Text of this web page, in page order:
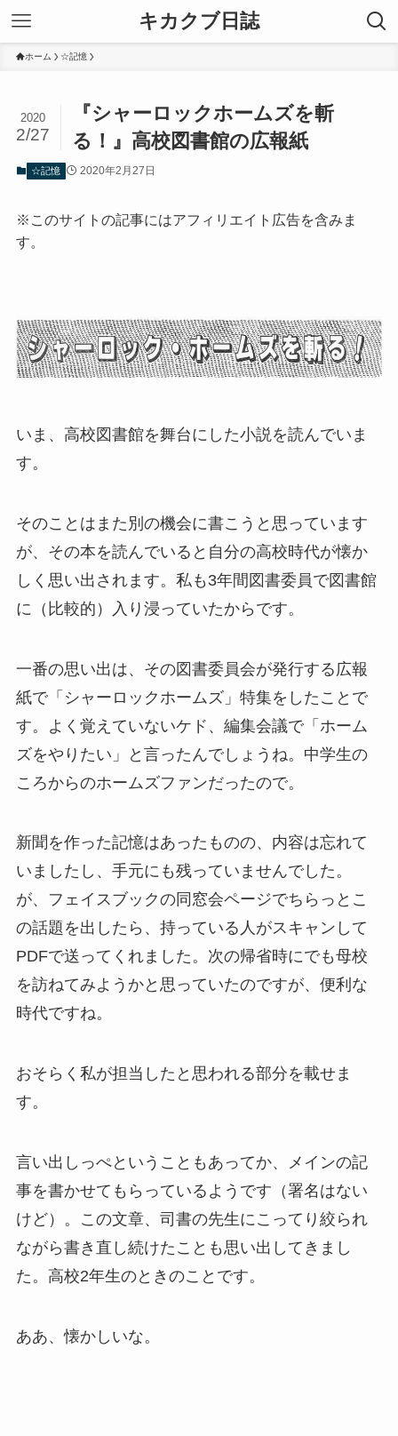
キカクブ日誌
ホーム ☆記憶
『シャーロックホームズを斬
る！』高校図書館の広報紙
2020
2/27
☆記憶 2020年2月27日
※このサイトの記事にはアフィリエイト広告を含みま
す。
いま、高校図書館を舞台にした小説を読んでいま
す。
そのことはまた別の機会に書こうと思っています
が、その本を読んでいると自分の高校時代が懐か
しく思い出されます。私も3年間図書委員で図書館
に（比較的）入り浸っていたからです。
一番の思い出は、その図書委員会が発行する広報
紙で「シャーロックホームズ」特集をしたことで
す。よく覚えていないケド、編集会議で「ホーム
ズをやりたい」と言ったんでしょうね。中学生の
ころからのホームズファンだったので。
新聞を作った記憶はあったものの、内容は忘れて
いましたし、手元にも残っていませんでした。
が、フェイスブックの同窓会ページでちらっとこ
の話題を出したら、持っている人がスキャンして
PDFで送ってくれました。次の帰省時にでも母校
を訪ねてみようかと思っていたのですが、便利な
時代ですね。
おそらく私が担当したと思われる部分を載せま
す。
言い出しっぺということもあってか、メインの記
事を書かせてもらっているようです（署名はない
けど）。この文章、司書の先生にこってり絞られ
ながら書き直し続けたことも思い出してきまし
た。高校2年生のときのことです。
ああ、懐かしいな。